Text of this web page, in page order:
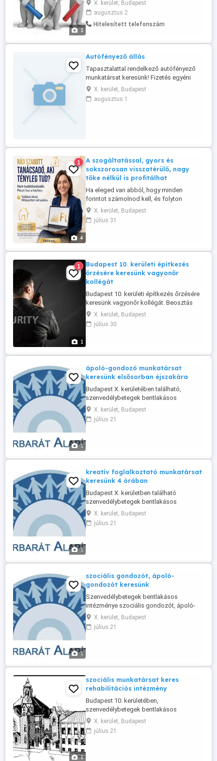
1
kerületi, Gergely utcai irodánkba!
Munkaidő: 06:00 14:00 (napi 8 óra) Amit
kínálunk: Napi nettó 20.000 Ft (EFO)
a e-mail címen. Az e-mail tárgya: Gergely ...
X. kerület, Budapest
augusztus 2
Hitelesített telefonszám
Autófényező állás
Tapasztalattal rendelkező autófényező
munkatársat keresünk! Fizetés egyéni
megbeszélés alapján tudás és
tapasztalat függvényében. A
munkavégzés helyszíne Budapesten a 10.
X. kerület, Budapest
augusztus 1
4
1
A szogáltatással, gyors és
sokszorosan visszatérülő, nagy
tőke nélkül is profitálhat
Ha eleged van abból, hogy minden
forintot számolnod kell, és folyton
megtagadsz magadtól dolgokat, olvasd
tovább figyelmesen! Ez nem egy újabb
dolgozz többet, vagy spórolj többet"
mint a főállása, és közben csinálható
esténként, ...
X. kerület, Budapest
július 31
1
1
Budapest 10. kerületi építkezés
őrzésére keresünk vagyonőr
kollégát
Budapest 10. kerületi építkezés őrzésére
keresünk vagyonőr kollégát. Beosztás
munkanapokon, nappal 12 órás
munkarend. Bérezés 1.400.- Ft. óra nettó +
utazási hozzájárulás. Az állás
telefonszámon lehetséges 06 70 524-
7012
X. kerület, Budapest
július 30
1
ápoló-gondozó munkatársat
keresünk elsősorban éjszakára
Budapest X. kerületében található,
szenvedélybetegek bentlakásos
rehabilitációs intézménye, középfokú
szakmai végzettségű, szociális ápoló-
gondozó munkatársat keres, elsősorban
Kérjük, küldje ...
X. kerület, Budapest
július 21
1
kreatív foglalkoztató munkatársat
keresünk 4 órában
Budapest X. kerületben található
szenvedélybetegek bentlakásos
rehabilitációs intézménye keres kreatív
foglalkoztató munkatársat 4 órában.
Releváns szakmai tapasztalat szükséges.
X. kerület, Budapest
július 21
1
szociális gondozót, ápoló-
gondozót keresünk
Szenvedélybetegek bentlakásos
intézménye szociális gondozót, ápoló-
gondozót keres, megfelelő
végzettséggel, 12 órás nappali éjszakai
munkabeosztásban. Intézményünk
X. kerület, Budapest
július 21
1
szociális munkatársat keres
rehabilitációs intézmény
Budapest 10. kerületében,
szenvedélybetegek bentlakásos
rehabilitációs intézménye, ápoló,
szociális ápoló-gondozó, szociális
gondozó, egyéb humán felsőfokú
X. kerület, Budapest
július 21